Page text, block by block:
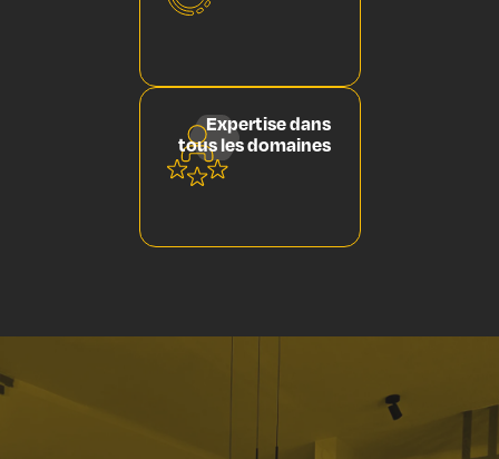
Expertise dans
tous les domaines